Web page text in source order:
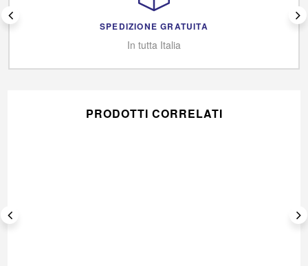
SPEDIZIONE GRATUITA
In tutta Italia
PRODOTTI CORRELATI